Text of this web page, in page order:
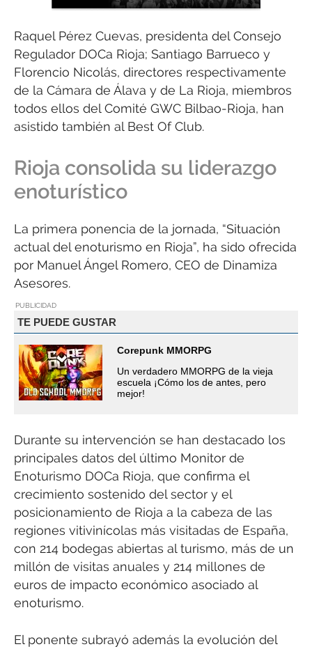
Raquel Pérez Cuevas, presidenta del Consejo
Regulador DOCa Rioja; Santiago Barrueco y
Florencio Nicolás, directores respectivamente
de la Cámara de Álava y de La Rioja, miembros
todos ellos del Comité GWC Bilbao-Rioja, han
asistido también al Best Of Club.
Rioja consolida su liderazgo
enoturístico
La primera ponencia de la jornada, “Situación
actual del enoturismo en Rioja”, ha sido ofrecida
por Manuel Ángel Romero, CEO de Dinamiza
Asesores.
PUBLICIDAD
TE PUEDE GUSTAR
Corepunk MMORPG
Un verdadero MMORPG de la vieja
escuela ¡Cómo los de antes, pero
mejor!
Durante su intervención se han destacado los
principales datos del último Monitor de
Enoturismo DOCa Rioja, que confirma el
crecimiento sostenido del sector y el
posicionamiento de Rioja a la cabeza de las
regiones vitivinícolas más visitadas de España,
con 214 bodegas abiertas al turismo, más de un
millón de visitas anuales y 214 millones de
euros de impacto económico asociado al
enoturismo.
El ponente subrayó además la evolución del